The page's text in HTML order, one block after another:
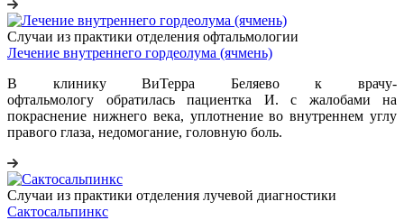
Случаи из практики отделения офтальмологии
Лечение внутреннего гордеолума (ячмень)
В клинику ВиТерра Беляево к врачу-
офтальмологу обратилась пациентка И. с жалобами на
покраснение нижнего века, уплотнение во внутреннем углу
правого глаза, недомогание, головную боль.
Случаи из практики отделения лучевой диагностики
Сактосальпинкс